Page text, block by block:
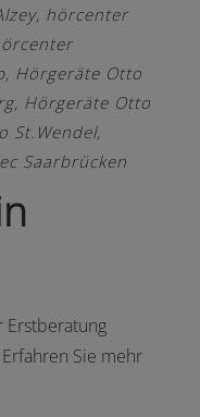
, hörcenter
, Hörgeräte Otto
, Hörgeräte Otto
St.Wendel,
Saarbrücken
Erstberatung
Sie mehr